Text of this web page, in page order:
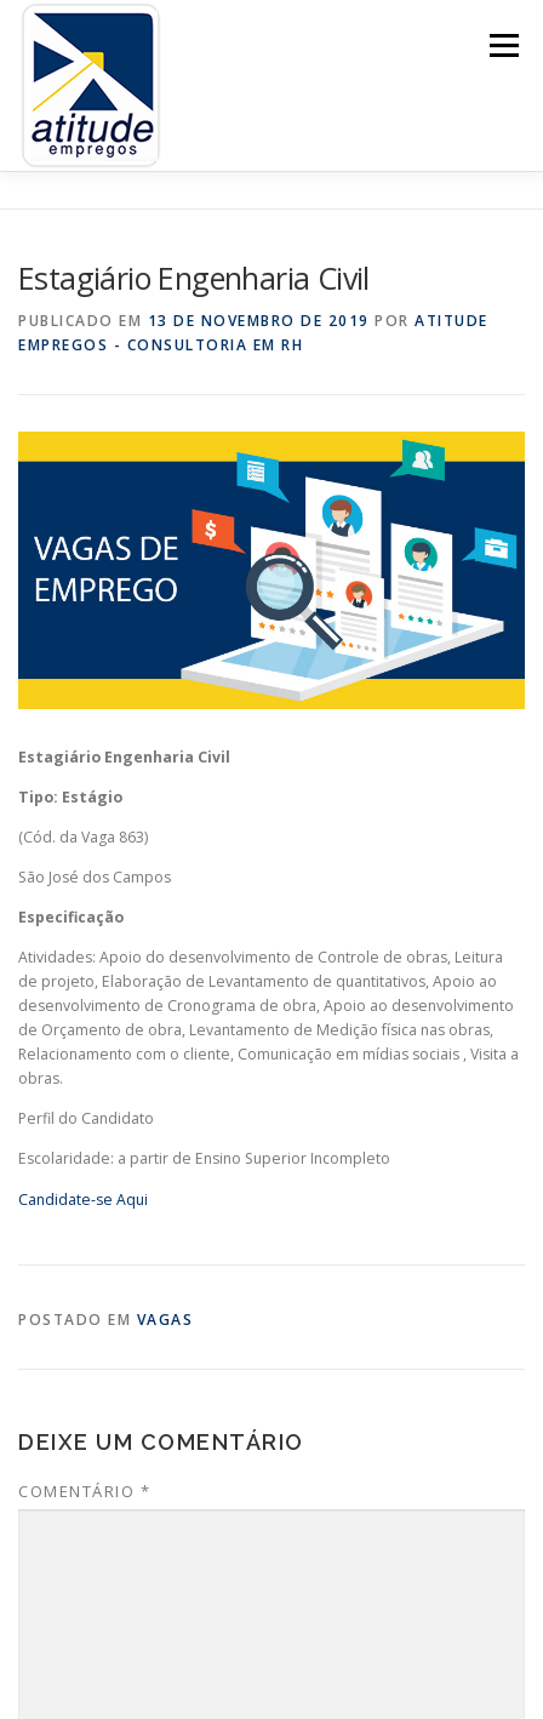
Pular
conteúdo
Menu
Estagiário Engenharia Civil
PUBLICADO EM 13 DE NOVEMBRO DE 2019 POR ATITUDE
EMPREGOS - CONSULTORIA EM RH
Estagiário Engenharia Civil
Tipo: Estágio
(Cód. da Vaga 863)
São José dos Campos
Especificação
Atividades: Apoio do desenvolvimento de Controle de obras, Leitura
de projeto, Elaboração de Levantamento de quantitativos, Apoio ao
desenvolvimento de Cronograma de obra, Apoio ao desenvolvimento
de Orçamento de obra, Levantamento de Medição física nas obras,
Relacionamento com o cliente, Comunicação em mídias sociais , Visita a
obras.
Perfil do Candidato
Escolaridade: a partir de Ensino Superior Incompleto
Candidate-se Aqui
POSTADO EM VAGAS
DEIXE UM COMENTÁRIO
COMENTÁRIO *